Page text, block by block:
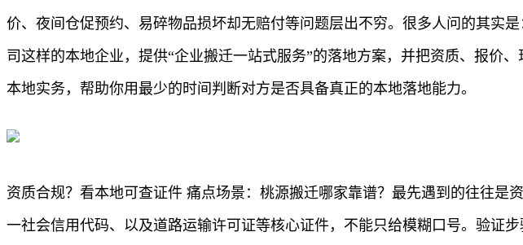
价、夜间仓促预约、易碎物品损坏却无赔付等问题层出不穷。很多人问的其实
司这样的本地企业，提供“企业搬迁一站式服务”的落地方案，并把资质、报价
本地实务，帮助你用最少的时间判断对方是否具备真正的本地落地能力。
资质合规？看本地可查证件 痛点场景：桃源搬迁哪家靠谱？最先遇到的往往
一社会信用代码、以及道路运输许可证等核心证件，不能只给模糊口号。验证